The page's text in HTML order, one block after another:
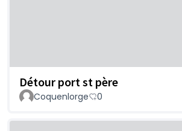
Détour port st père
Coquenlorge 0